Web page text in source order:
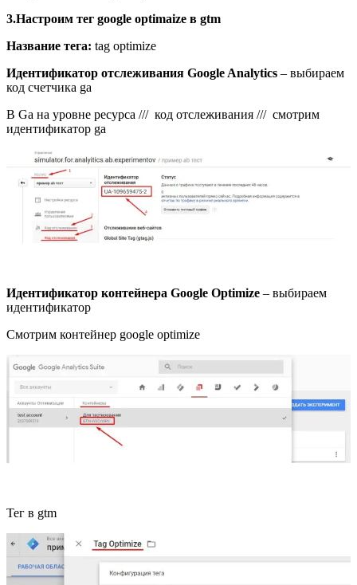
3.Настроим тег google optimaize в gtm
Название тега: tag optimize
Идентификатор отслеживания Google Analytics – выбираем
код счетчика ga
В Ga на уровне ресурса /// код отслеживания /// смотрим
идентификатор ga
Идентификатор контейнера Google Optimize – выбираем
идентификатор
Смотрим контейнер google optimize
Тег в gtm